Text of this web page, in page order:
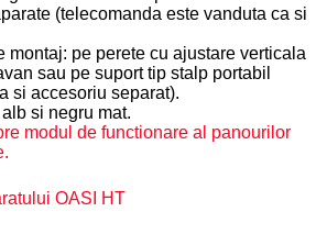
(telecomanda este vanduta ca si
montaj: pe perete cu ajustare verticala
sau pe suport tip stalp portabil
si accesoriu separat).
si negru mat.
modul de functionare al panourilor
OASI HT